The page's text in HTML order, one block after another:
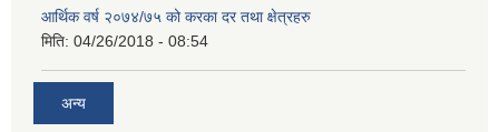
आर्थिक वर्ष २०७४/७५ को करका दर तथा क्षेत्रहरु
मिति: 04/26/2018 - 08:54
अन्य